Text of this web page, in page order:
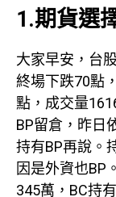
1.期貨選
大家早安，台
終場下跌70點
點，成交量
BP留倉，昨日
持有BP再說。
因是外資也BP
345萬，BC持